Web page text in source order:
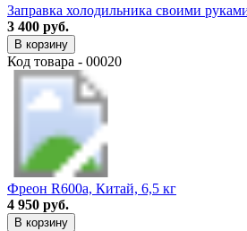
Заправка холодильника своими
3 400 руб.
В корзину
Код товара - 00020
Фреон R600a, Китай, 6,5 кг
4 950 руб.
В корзину